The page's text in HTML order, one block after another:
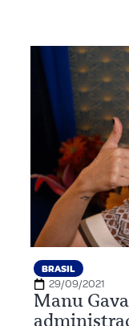
BRASIL
29/09/2021
Manu